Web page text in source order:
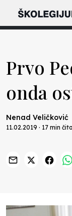
Prvo
onda
Nenad Veličković
11.02.2019 · 17 min